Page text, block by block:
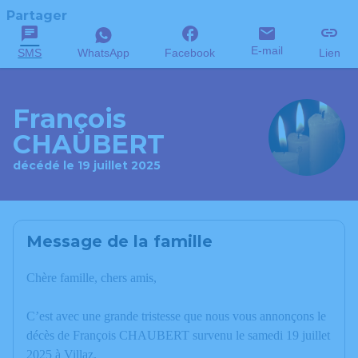
Partager
SMS WhatsApp Facebook E-mail Lien
François
CHAUBERT
décédé le 19 juillet 2025
Message de la famille
Chère famille, chers amis,
C’est avec une grande tristesse que nous vous annonçons le
décès de François CHAUBERT survenu le samedi 19 juillet
2025 à Villaz.